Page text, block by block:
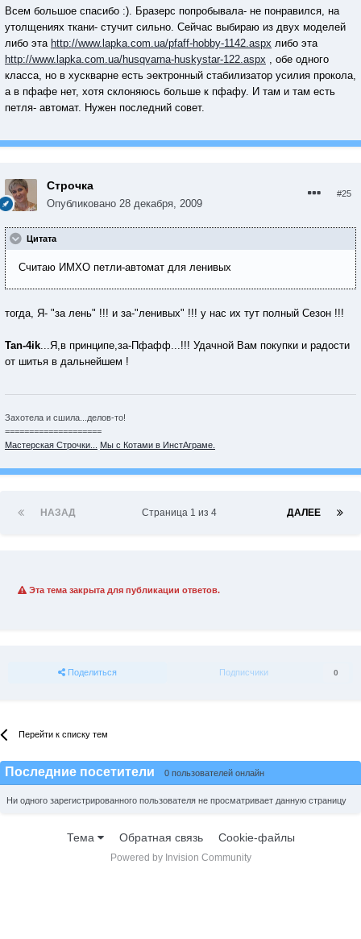
Всем большое спасибо :). Бразерс попробывала- не понравился, на
утолщениях ткани- стучит сильно. Сейчас выбираю из двух моделей
либо эта http://www.lapka.com.ua/pfaff-hobby-1142.aspx либо эта
http://www.lapka.com.ua/husqvarna-huskystar-122.aspx , обе одного
класса, но в хускварне есть эектронный стабилизатор усилия прокола,
а в пфафе нет, хотя склоняюсь больше к пфафу. И там и там есть
петля- автомат. Нужен последний совет.
Строчка
Опубликовано 28 декабря, 2009
#25
Цитата
Считаю ИМХО петли-автомат для ленивых
тогда, Я- "за лень" !!! и за-"ленивых" !!! у нас их тут полный Сезон !!!
Tan-4ik...Я,в принципе,за-Пфафф...!!! Удачной Вам покупки и радости
от шитья в дальнейшем !
Захотела и сшила...делов-то!
====================
Мастерская Строчки...
Мы с Котами в ИнстАграме.
НАЗАД ДАЛЕЕ
Страница 1 из 4
Эта тема закрыта для публикации ответов.
Поделиться Подписчики 0
Перейти к списку тем
Последние посетители 0 пользователей онлайн
Ни одного зарегистрированного пользователя не просматривает данную страницу
Тема Обратная связь Cookie-файлы
Powered by Invision Community